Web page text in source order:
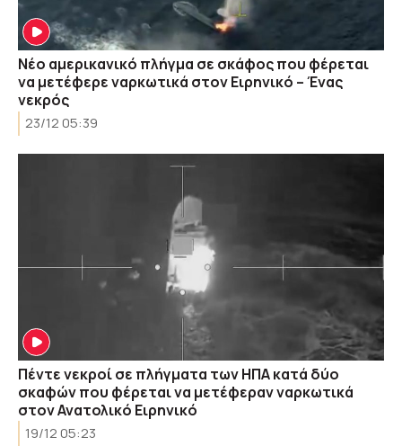
Νέο αμερικανικό πλήγμα σε σκάφος που φέρεται
να μετέφερε ναρκωτικά στον Ειρηνικό – Ένας
νεκρός
23/12 05:39
Πέντε νεκροί σε πλήγματα των ΗΠΑ κατά δύο
σκαφών που φέρεται να μετέφεραν ναρκωτικά
στον Ανατολικό Ειρηνικό
19/12 05:23